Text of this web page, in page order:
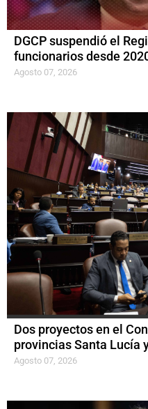
DGCP suspendió el
funcionarios desde
Agosto 07, 2026
Dos proyectos en el
provincias Santa Lucía
Agosto 07, 2026